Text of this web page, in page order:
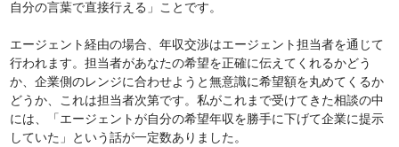
自分の言葉で直接行える」ことです。
エージェント経由の場合、年収交渉はエージェント担当者を通じて
行われます。担当者があなたの希望を正確に伝えてくれるかどう
か、企業側のレンジに合わせようと無意識に希望額を丸めてくるか
どうか、これは担当者次第です。私がこれまで受けてきた相談の中
には、「エージェントが自分の希望年収を勝手に下げて企業に提示
していた」という話が一定数ありました。